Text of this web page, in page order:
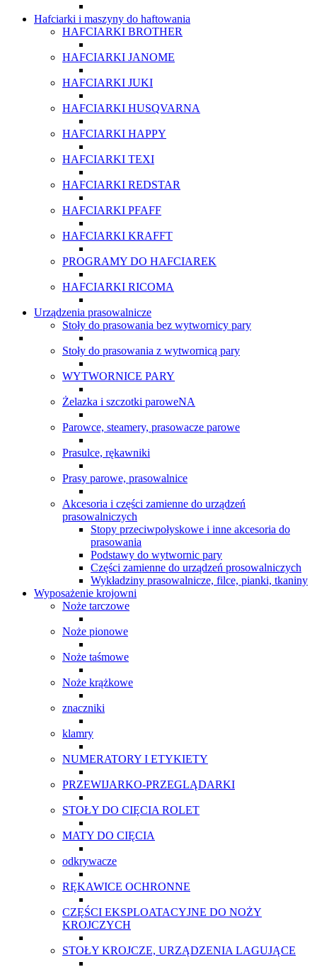
Hafciarki i maszyny do haftowania
HAFCIARKI BROTHER
HAFCIARKI JANOME
HAFCIARKI JUKI
HAFCIARKI HUSQVARNA
HAFCIARKI HAPPY
HAFCIARKI TEXI
HAFCIARKI REDSTAR
HAFCIARKI PFAFF
HAFCIARKI KRAFFT
PROGRAMY DO HAFCIAREK
HAFCIARKI RICOMA
Urządzenia prasowalnicze
Stoły do prasowania bez wytwornicy pary
Stoły do prasowania z wytwornicą pary
WYTWORNICE PARY
Żelazka i szczotki paroweNA
Parowce, steamery, prasowacze parowe
Prasulce, rękawniki
Prasy parowe, prasowalnice
Akcesoria i części zamienne do urządzeń
prasowalniczych
Stopy przeciwpołyskowe i inne akcesoria do
prasowania
Podstawy do wytwornic pary
Części zamienne do urządzeń prosowalniczych
Wykładziny prasowalnicze, filce, pianki, tkaniny
Wyposażenie krojowni
Noże tarczowe
Noże pionowe
Noże taśmowe
Noże krążkowe
znaczniki
klamry
NUMERATORY I ETYKIETY
PRZEWIJARKO-PRZEGLĄDARKI
STOŁY DO CIĘCIA ROLET
MATY DO CIĘCIA
odkrywacze
RĘKAWICE OCHRONNE
CZĘŚCI EKSPLOATACYJNE DO NOŻY
KROJCZYCH
STOŁY KROJCZE, URZĄDZENIA LAGUJĄCE